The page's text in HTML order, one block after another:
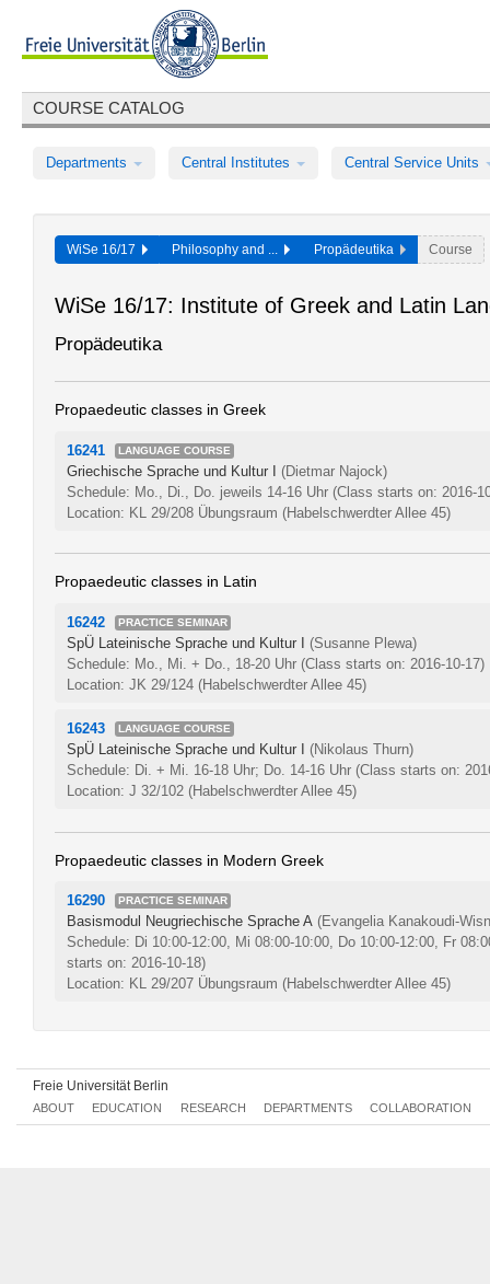
COURSE CATALOG
Departments Central Institutes Central Service Units
WiSe 16/17 Philosophy and ... Propädeutika Course
WiSe 16/17: Institute of Greek and Latin
Propädeutika
Propaedeutic classes in Greek
16241 LANGUAGE COURSE
Griechische Sprache und Kultur I (Dietmar Najock)
Schedule: Mo., Di., Do. jeweils 14-16 Uhr (Class starts on: 2016-
Location: KL 29/208 Übungsraum (Habelschwerdter Allee 45)
Propaedeutic classes in Latin
16242 PRACTICE SEMINAR
SpÜ Lateinische Sprache und Kultur I (Susanne Plewa)
Schedule: Mo., Mi. + Do., 18-20 Uhr (Class starts on: 2016-10-17)
Location: JK 29/124 (Habelschwerdter Allee 45)
16243 LANGUAGE COURSE
SpÜ Lateinische Sprache und Kultur I
(Nikolaus Thurn)
Schedule: Di. + Mi. 16-18 Uhr; Do. 14-16 Uhr (Class starts on:
Location: J 32/102 (Habelschwerdter Allee 45)
Propaedeutic classes in Modern Greek
16290 PRACTICE SEMINAR
Basismodul Neugriechische Sprache A (Evangelia Kanakoudi-
Schedule: Di 10:00-12:00, Mi 08:00-10:00, Do 10:00-12:00, Fr
starts on: 2016-10-18)
Location: KL 29/207 Übungsraum (Habelschwerdter Allee 45)
Freie Universität Berlin
ABOUT EDUCATION RESEARCH DEPARTMENTS COLLABORATION